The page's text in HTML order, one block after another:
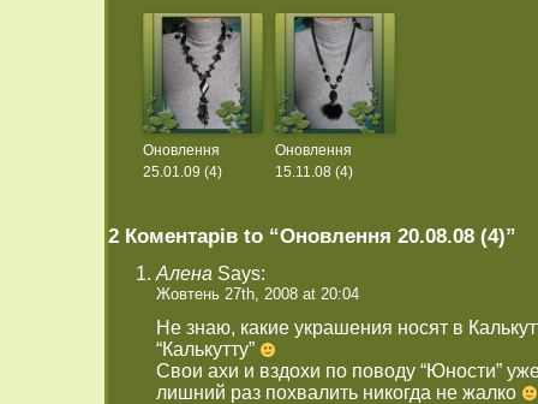
Оновлення
25.01.09 (4)
Оновлення
15.11.08 (4)
2 Коментарів to “Оновлення 20.08.08 (4)”
Алена Says:
Жовтень 27th, 2008 at 20:04
Не знаю, какие украшения носят в
“Калькутту”
Свои ахи и вздохи по поводу “Юности”
лишний раз похвалить никогда не жалко